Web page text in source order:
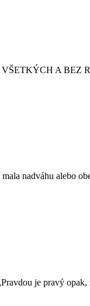
A BEZ
nadváhu alebo
je pravý opak,